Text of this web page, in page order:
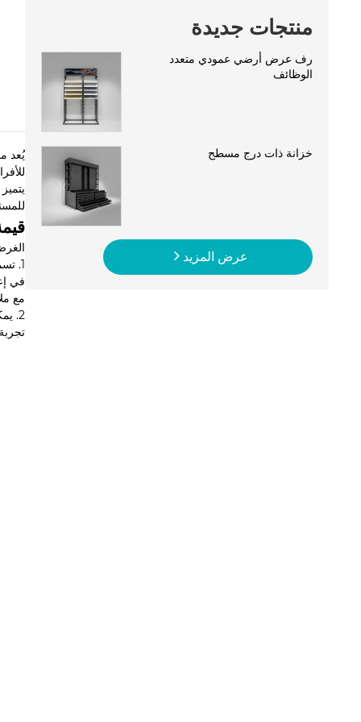
منتجات جديدة
رف عرض أرضي عمودي متعدد
الوظائف
خزانة ذات درج مسطح
عرض المزيد
1.
في
مع
2.